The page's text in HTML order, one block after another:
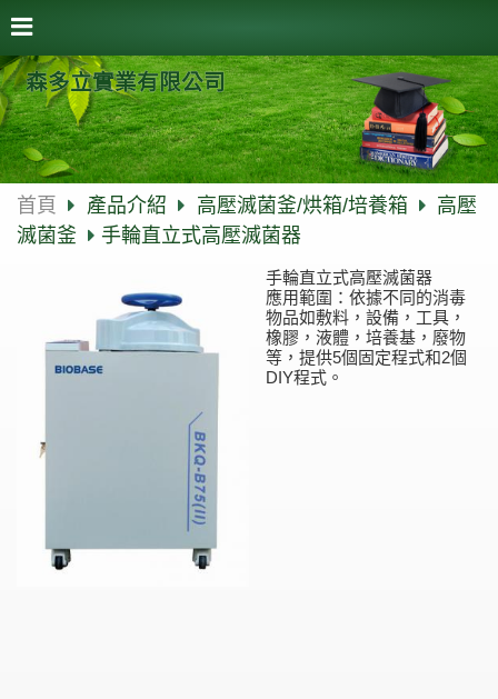
森多立實業有限公司
首頁 產品介紹 高壓滅菌釜/烘箱/培養箱
高壓
滅菌釜
手輪直立式高壓滅菌器
手輪直立式高壓滅菌器
應用範圍：依據不同的消毒
物品如敷料，設備，工具，
橡膠，液體，培養基，廢物
等，提供5個固定程式和2個
DIY程式。